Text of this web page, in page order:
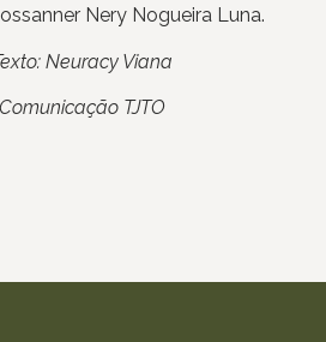
Nery Nogueira Luna.
Neuracy Viana
Comunicação TJTO